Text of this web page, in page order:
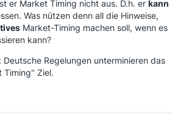
er Market Timing nicht aus. D.h. er kann
Was nützen denn all die Hinweise,
Market-Timing machen soll, wenn es
kann?
Deutsche Regelungen unterminieren das
Timing" Ziel.